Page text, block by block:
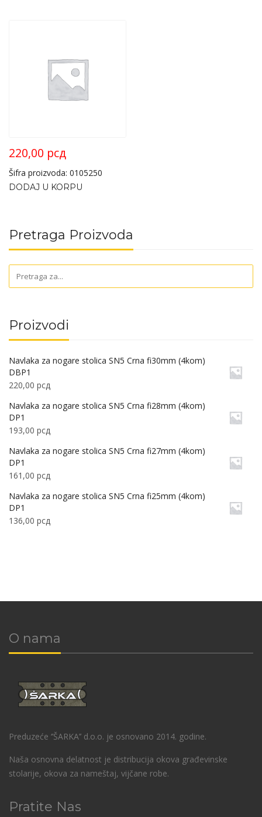
220,00 рсд
Šifra proizvoda: 0105250
DODAJ U KORPU
Pretraga Proizvoda
Proizvodi
Navlaka za nogare stolica SN5 Crna fi30mm (4kom)
DBP1
220,00 рсд
Navlaka za nogare stolica SN5 Crna fi28mm (4kom)
DP1
193,00 рсд
Navlaka za nogare stolica SN5 Crna fi27mm (4kom)
DP1
161,00 рсд
Navlaka za nogare stolica SN5 Crna fi25mm (4kom)
DP1
136,00 рсд
O nama
Preduzeće ‘’ŠARKA’’ d.o.o. je osnovano 2014. godine.
Naša osnovna delatnost je distribucija okova građevinske
stolarije, okova za nameštaj, vijčane robe.
Pratite Nas